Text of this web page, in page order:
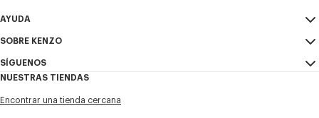
Deseo recibir comunicaciones sobre los productos, servicios y
eventos de KENZO, que pueden ser personalizados, especialmente en
AYUDA
Mi Cuenta
Guía de tallas
Preguntas frecuentes
SOBRE KENZO
Condiciones de venta
Política de privacidad
SÍGUENOS
Youtube
NUESTRAS TIENDAS
Encontrar una tienda cercana